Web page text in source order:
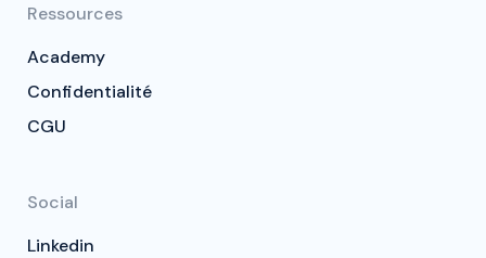
Ressources
Academy
Confidentialité
CGU
Social
Linkedin